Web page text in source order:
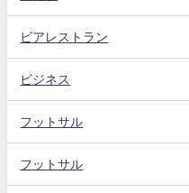
ビアレストラン
ビジネス
フットサル
フットサル